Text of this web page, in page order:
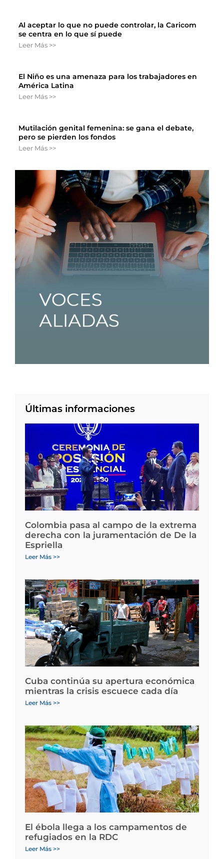
Al aceptar lo que no puede controlar, la Caricom
se centra en lo que sí puede
Leer Más >>
El Niño es una amenaza para los trabajadores en
América Latina
Leer Más >>
Mutilación genital femenina: se gana el debate,
pero se pierden los fondos
Leer Más >>
Últimas informaciones
Colombia pasa al campo de la extrema
derecha con la juramentación de De la
Espriella
Leer Más >>
Cuba continúa su apertura económica
mientras la crisis escuece cada día
Leer Más >>
El ébola llega a los campamentos de
refugiados en la RDC
Leer Más >>